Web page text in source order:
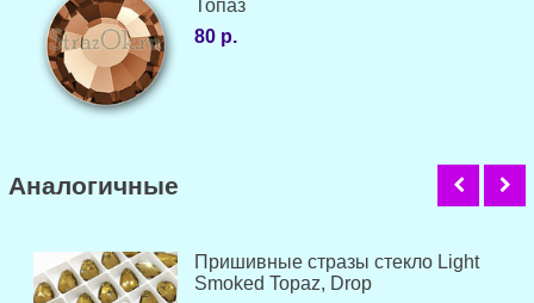
Топаз
80 р.
Аналогичные
Пришивные стразы стекло Light
Smoked Topaz, Drop